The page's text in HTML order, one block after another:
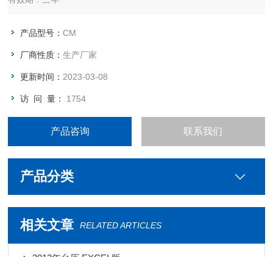
产品型号：CM
厂商性质：生产厂家
更新时间： 2023-03-08
访 问 量： 1754
产品咨询 联系我们
产品分类
相关文章 RELATED ARTICLES